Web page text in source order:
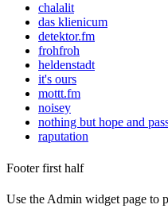
chalalit
das klienicum
detektor.fm
frohfroh
heldenstadt
it's ours
mottt.fm
noisey
nothing but hope and
raputation
Footer first half
Use the Admin widget page to